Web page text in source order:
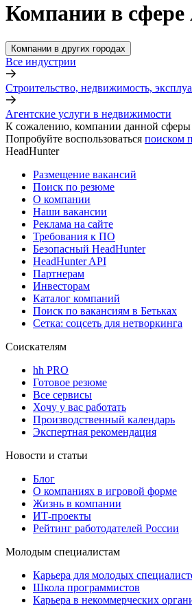
Компании в сфере
Компании в других городах
Все индустрии
Строительство, недвижимость,
Агентские услуги в недвижимости
К сожалению, компании данной сферы
Попробуйте воспользоваться поиском
HeadHunter
Размещение вакансий
Поиск по резюме
О компании
Наши вакансии
Реклама на сайте
Требования к ПО
Безопасный HeadHunter
HeadHunter API
Партнерам
Инвесторам
Каталог компаний
Поиск по вакансиям в Бетьках
Сетка: соцсеть для нетворкинга
Соискателям
hh PRO
Готовое резюме
Все сервисы
Хочу у вас работать
Производственный календарь
Экспертная рекомендация
Новости и статьи
Блог
О компаниях в игровой форме
Жизнь в компании
ИТ-проекты
Рейтинг работодателей России
Молодым специалистам
Карьера для молодых
Школа программистов
Карьера в некоммерческих